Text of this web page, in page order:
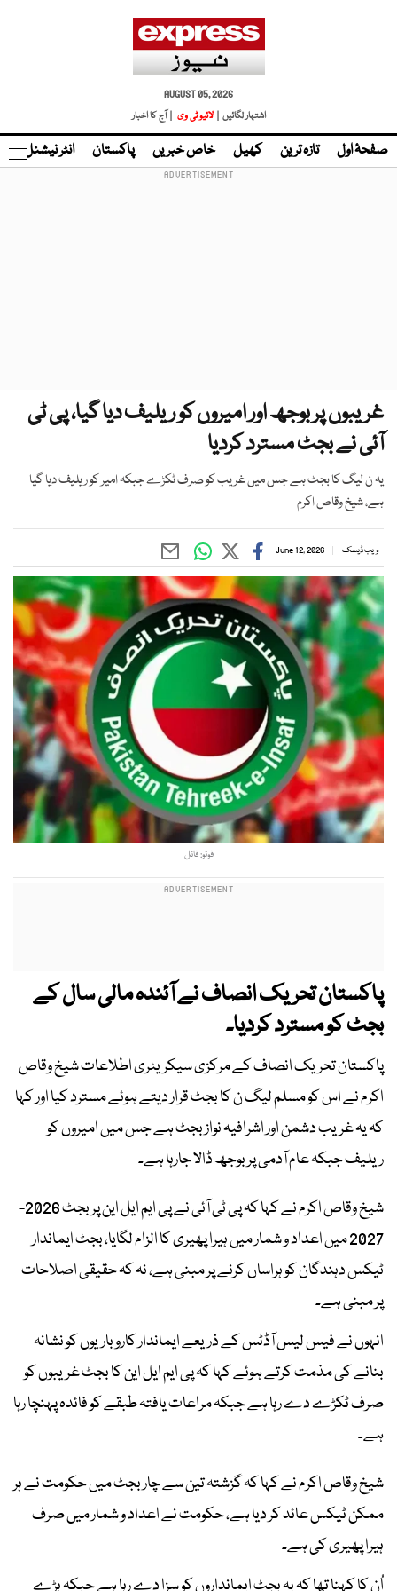
AUGUST 05, 2026
اشتہار لگائیں |
لائیو ٹی وی | آج کا اخبار
صفحۂ اول تازہ ترین کھیل خاص خبریں پاکستان انٹر نیشنل
غریبوں پر بوجھ اور امیروں کو ریلیف دیا گیا، پی ٹی
آئی نے بجٹ مسترد کردیا
یہ ن لیگ کا بجٹ ہے جس میں غریب کو صرف ٹکڑے جبکہ امیر کو ریلیف دیا گیا
ہے، شیخ وقاص اکرم
ویب ڈیسک June 12, 2026
فوٹو: فائل
پاکستان تحریک انصاف نے آئندہ مالی سال کے
بجٹ کو مسترد کردیا۔
پاکستان تحریک انصاف کے مرکزی سیکریٹری اطلاعات شیخ وقاص
اکرم نے اس کو مسلم لیگ ن کا بجٹ قرار دیتے ہوئے مسترد کیا اور کہا
کہ یہ غریب دشمن اور اشرافیہ نواز بجٹ ہے جس میں امیروں کو
ریلیف جبکہ عام آدمی پر بوجھ ڈالا جارہا ہے۔
شیخ وقاص اکرم نے کہا کہ پی ٹی آئی نے پی ایم ایل این پر بجٹ 2026-
2027 میں اعداد و شمار میں ہیرا پھیری کا الزام لگایا، بجٹ ایماندار
ٹیکس دہندگان کو ہراساں کرنے پر مبنی ہے، نہ کہ حقیقی اصلاحات
پر مبنی ہے۔
انہوں نے فیس لیس آڈٹس کے ذریعے ایماندار کاروباریوں کو نشانہ
بنانے کی مذمت کرتے ہوئے کہا کہ پی ایم ایل این کا بجٹ غریبوں کو
صرف ٹکڑے دے رہا ہے جبکہ مراعات یافتہ طبقے کو فائدہ پہنچا رہا
ہے۔
شیخ وقاص اکرم نے کہا کہ گزشتہ تین سے چار بجٹ میں حکومت نے ہر
ممکن ٹیکس عائد کر دیا ہے، حکومت نے اعداد و شمار میں صرف
ہیرا پھیری کی ہے۔
اُن کا کہنا تھا کہ یہ بجٹ ایمانداروں کو سزا دے رہا ہے جبکہ بڑے